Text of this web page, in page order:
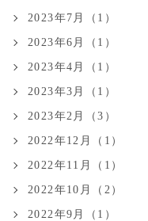
2023年7月（1）
2023年6月（1）
2023年4月（1）
2023年3月（1）
2023年2月（3）
2022年12月（1）
2022年11月（1）
2022年10月（2）
2022年9月（1）